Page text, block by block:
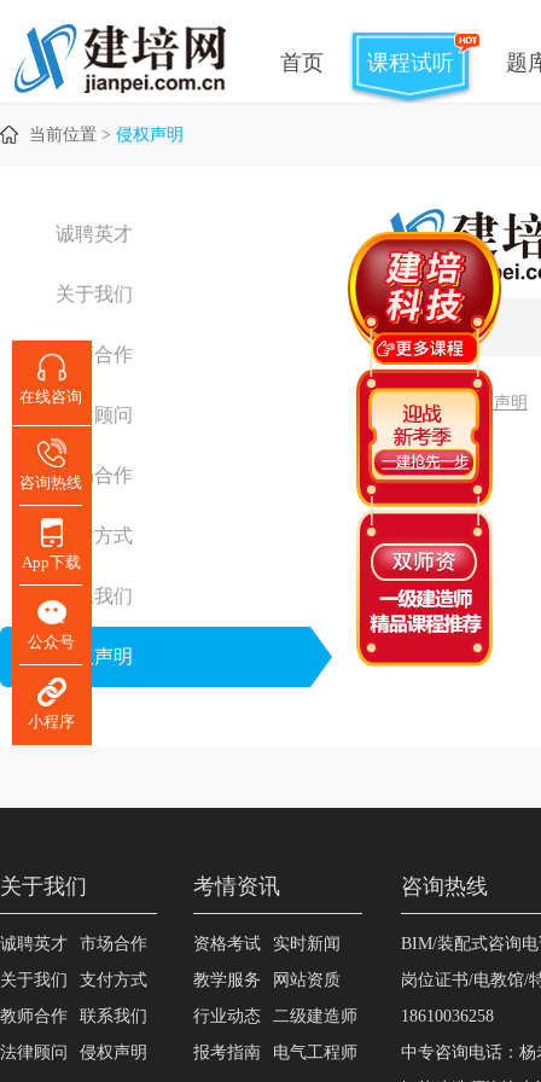
首页 课程试听 题
当前位置 > 侵权声明
诚聘英才
关于我们
教师合作
法律顾问
市场合作
支付方式
联系我们
侵权声明
侵权声明
点击预览侵权声明
关于我们
诚聘英才
关于我们
教师合作
法律顾问
市场合作
支付方式
联系我们
侵权声明
考情资讯
资格考试
教学服务
行业动态
报考指南
实时新闻
网站资质
二级建造师
电气工程师
咨询热线
BIM/装配式咨询电
岗位证书/电教馆/
18610036258
中专咨询电话：杨
在线咨询
咨询热线
App下载
公众号
小程序